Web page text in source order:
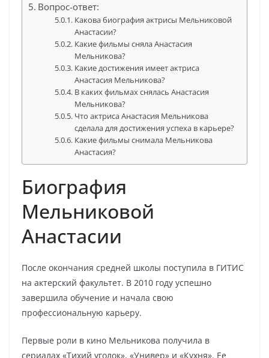
Вопрос-ответ:
Какова биография актрисы Мельниковой
Анастасии?
Какие фильмы сняла Анастасия
Мельникова?
Какие достижения имеет актриса
Анастасия Мельникова?
В каких фильмах снялась Анастасия
Мельникова?
Что актриса Анастасия Мельникова
сделала для достижения успеха в карьере?
Какие фильмы снимала Мельникова
Анастасия?
Биография
Мельниковой
Анастасии
После окончания средней школы поступила в ГИТИС
на актерский факультет. В 2010 году успешно
завершила обучение и начала свою
профессиональную карьеру.
Первые роли в кино Мельникова получила в
сериалах «Тихий уголок», «Универ» и «Кухня». Ее